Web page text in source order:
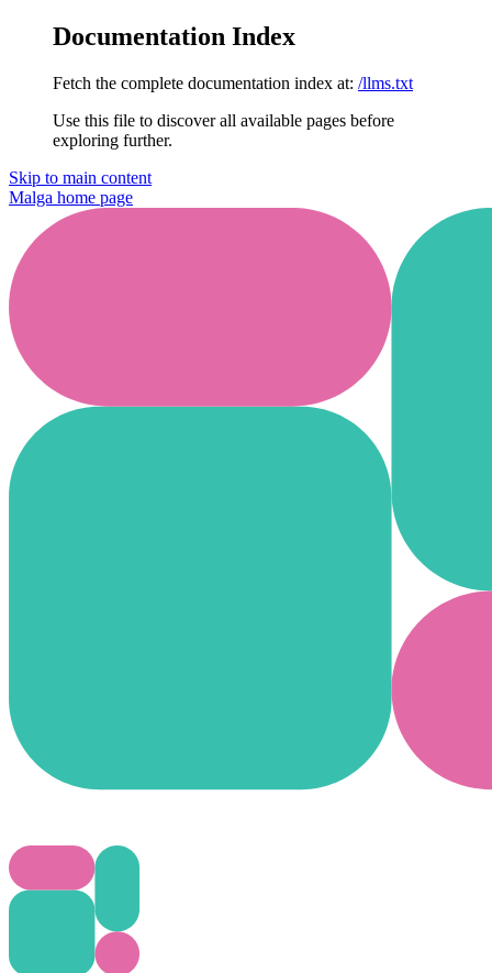
Documentation Index
Fetch the complete documentation index at: /llms.txt
Use this file to discover all available pages before
exploring further.
Skip to main content
Malga home page